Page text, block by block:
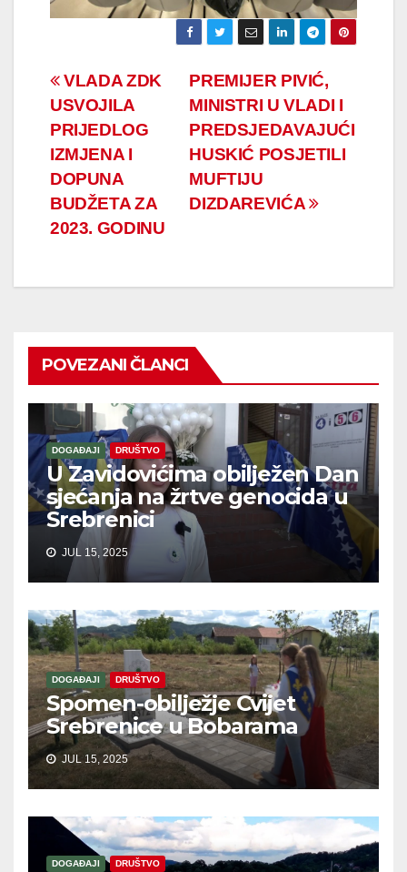
Navigacija
članaka
PREMIJER PIVIĆ,
MINISTRI U VLADI I
PREDSJEDAVAJUĆI
HUSKIĆ POSJETILI
MUFTIJU
DIZDAREVIĆA
VLADA ZDK
USVOJILA
PRIJEDLOG
IZMJENA I
DOPUNA
BUDŽETA ZA
2023. GODINU
POVEZANI ČLANCI
DOGAĐAJI DRUŠTVO
U Zavidovićima obilježen Dan
sjećanja na žrtve genocida u
Srebrenici
JUL 15, 2025
DOGAĐAJI DRUŠTVO
Spomen-obilježje Cvijet
Srebrenice u Bobarama
JUL 15, 2025
DOGAĐAJI DRUŠTVO